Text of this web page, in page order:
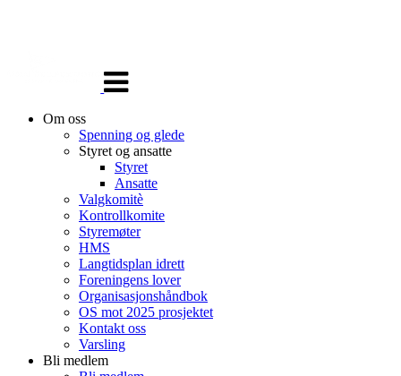
navigasjon
Om oss
Spenning og glede
Styret og ansatte
Styret
Ansatte
Valgkomitè
Kontrollkomite
Styremøter
HMS
Langtidsplan idrett
Foreningens lover
Organisasjonshåndbok
OS mot 2025 prosjektet
Kontakt oss
Varsling
Bli medlem